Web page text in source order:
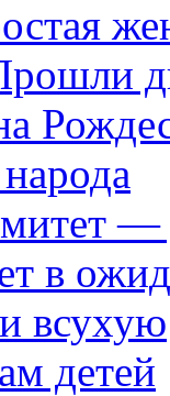
—
в
всухую
детей